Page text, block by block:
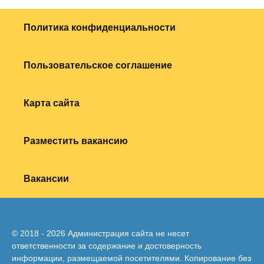
Политика конфиденциальности
Пользовательское соглашение
Карта сайта
Разместить вакансию
Вакансии
© 2018 - 2026 Администрация сайта не несет
ответственности за содержание и достоверность
информации, размещаемой посетителями. Копирование без